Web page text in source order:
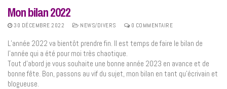
Mon bilan 2022
30 DÉCEMBRE 2022 NEWS/DIVERS 0 COMMENTAIRE
L’année 2022 va bientôt prendre fin. Il est temps de faire le bilan de
l’année qui a été pour moi très chaotique.
Tout d’abord je vous souhaite une bonne année 2023 en avance et de
bonne fête. Bon, passons au vif du sujet, mon bilan en tant qu’écrivain et
blogueuse.